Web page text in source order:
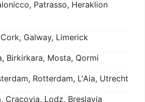
Patrasso, Heraklion
Galway, Limerick
Birkirkara, Mosta, Qormi
Rotterdam, L'Aia, Utrecht
Cracovia, Lodz, Breslavia